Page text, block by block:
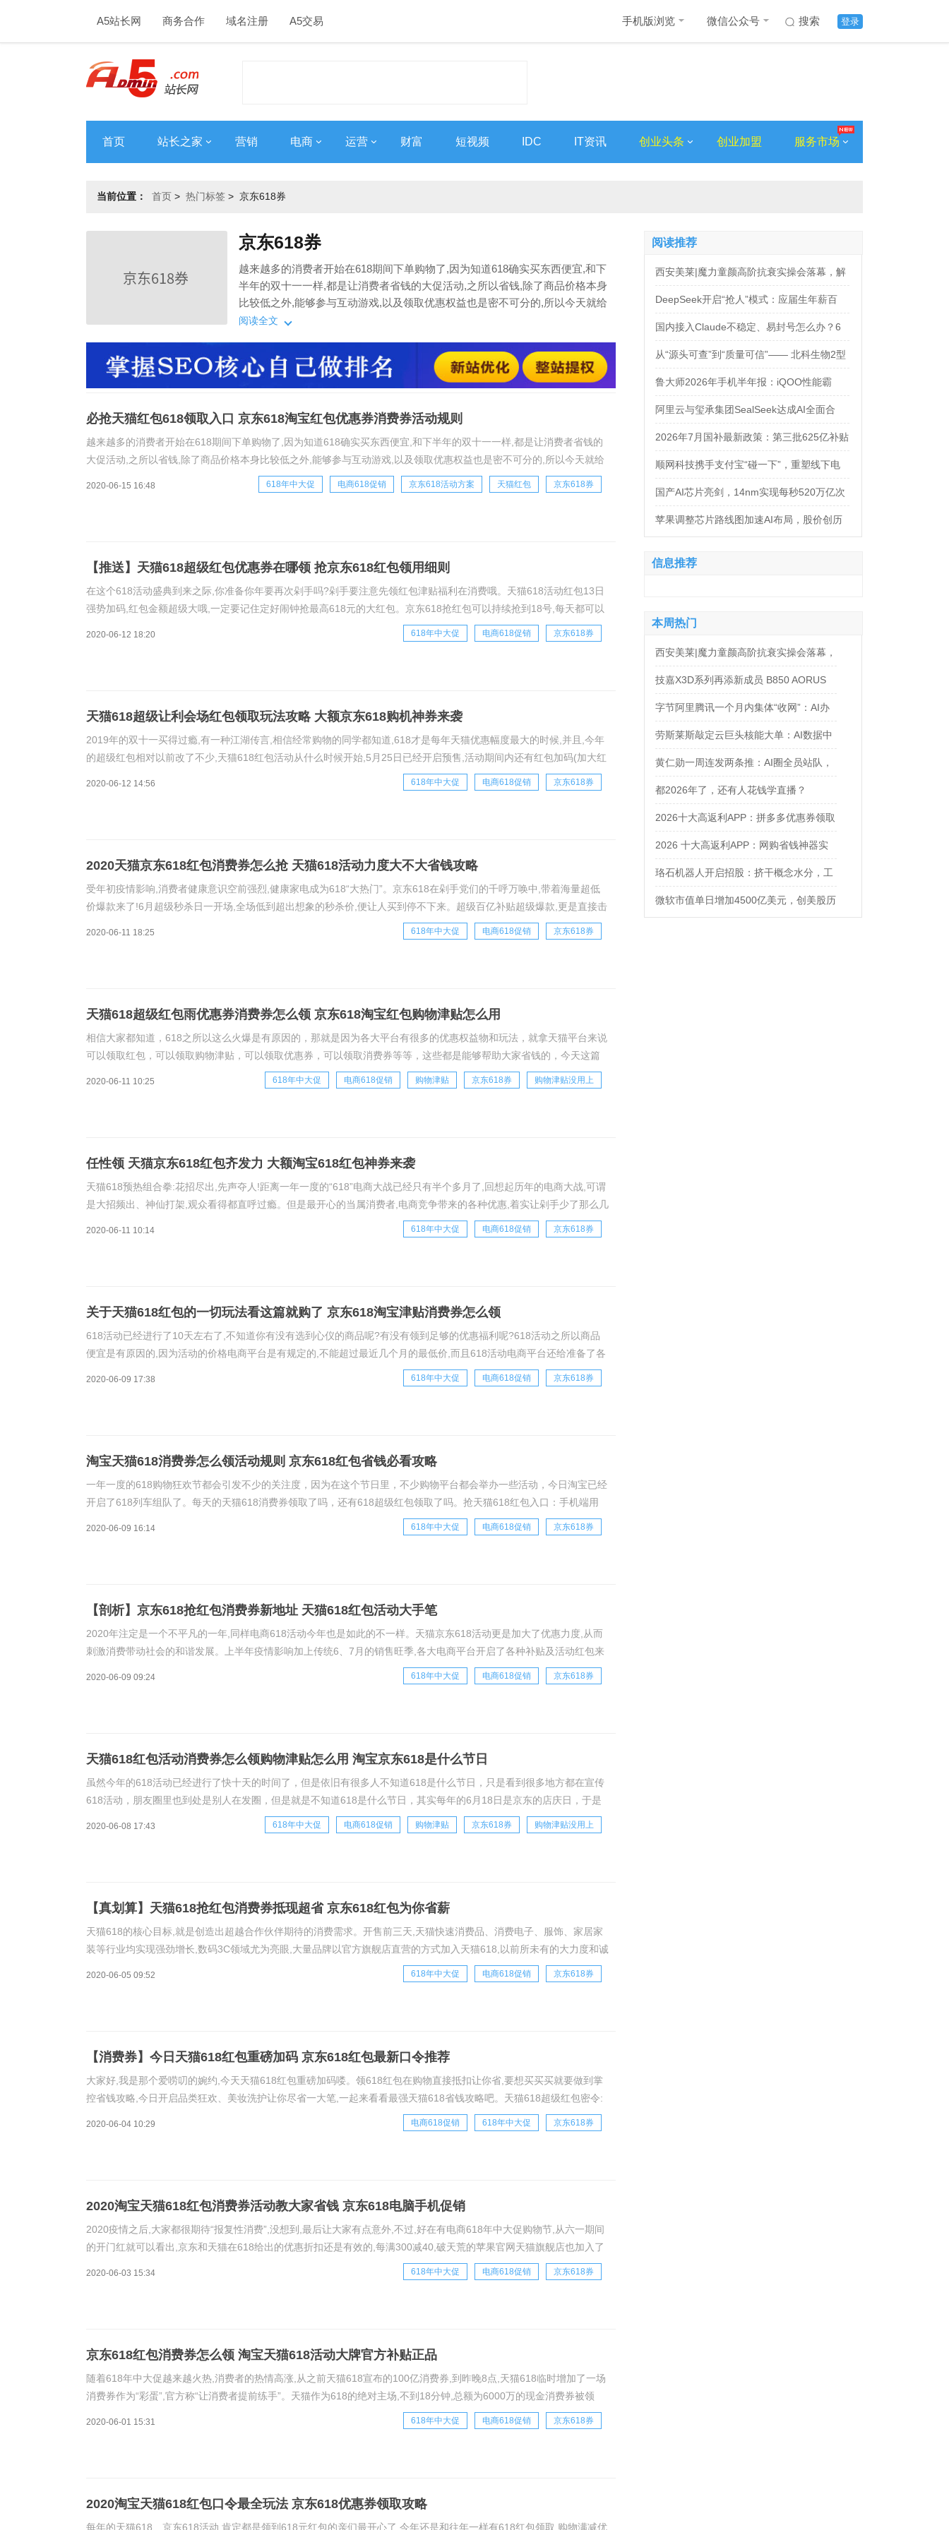
A5站长网 商务合作 域名注册 A5交易 登录
搜索
手机版浏览 微信公众号
首页 站长之家 营销 电商 运营 财富 短视频 IDC IT资讯 创业头条 创业加盟 服务市场
当前位置： 首页 > 热门标签 > 京东618券
京东618券
越来越多的消费者开始在618期间下单购物了,因为知道618确实买东西便宜,和下
半年的双十一一样,都是让消费者省钱的大促活动,之所以省钱,除了商品价格本身
比较低之外,能够参与互动游戏,以及领取优惠权益也是密不可分的,所以今天就给
大家介绍一些这些优惠权益的领取,已经使用的规则,让大家这个618不迷茫。1.天
超级让利会场
阅读全文
必抢天猫红包618领取入口 京东618淘宝红包优惠券消费券活动规则
越来越多的消费者开始在618期间下单购物了,因为知道618确实买东西便宜,和下半年的双十一一样,都是让消费者省钱的
大促活动,之所以省钱,除了商品价格本身比较低之外,能够参与互动游戏,以及领取优惠权益也是密不可分的,所以今天就给
大家介绍一些这些优惠权益的领取,已经使用的规则,让大家这个618不迷茫。1
2020-06-15 16:48 618年中大促 电商618促销 京东618活动方案 天猫红包 京东618券
【推送】天猫618超级红包优惠券在哪领 抢京东618红包领用细则
在这个618活动盛典到来之际,你准备你年要再次剁手吗?剁手要注意先领红包津贴福利在消费哦。天猫618活动红包13日
强势加码,红包金额超级大哦,一定要记住定好闹钟抢最高618元的大红包。京东618抢红包可以持续抢到18号,每天都可以
2020-06-12 18:20 618年中大促 电商618促销 京东618券
天猫618超级让利会场红包领取玩法攻略 大额京东618购机神券来袭
2019年的双十一买得过瘾,有一种江湖传言,相信经常购物的同学都知道,618才是每年天猫优惠幅度最大的时候,并且,今年
的超级红包相对以前改了不少,天猫618红包活动从什么时候开始,5月25日已经开启预售,活动期间内还有红包加码(加大红
2020-06-12 14:56 618年中大促 电商618促销 京东618券
2020天猫京东618红包消费券怎么抢 天猫618活动力度大不大省钱攻略
受年初疫情影响,消费者健康意识空前强烈,健康家电成为618“大热门”。京东618在剁手党们的千呼万唤中,带着海量超低
价爆款来了!6月超级秒杀日一开场,全场低到超出想象的秒杀价,便让人买到停不下来。超级百亿补贴超级爆款,更是直接击
穿底价,不喊全家一起抢都觉得亏本。消费券:消费券是今年天猫618推出的省
2020-06-11 18:25 618年中大促 电商618促销 京东618券
天猫618超级红包雨优惠券消费券怎么领 京东618淘宝红包购物津贴怎么用
相信大家都知道，618之所以这么火爆是有原因的，那就是因为各大平台有很多的优惠权益物和玩法，就拿天猫平台来说
可以领取红包，可以领取购物津贴，可以领取优惠券，可以领取消费券等等，这些都是能够帮助大家省钱的，今天这篇
文章就交给大家，怎么通过618活动省钱，能够领取哪些优惠权益才能买的更省?1.天猫超级红
2020-06-11 10:25 618年中大促 电商618促销 购物津贴 京东618券 购物津贴没用上
​任性领 天猫京东618红包齐发力 大额淘宝618红包神券来袭
天猫618预热组合拳:花招尽出,先声夺人!距离一年一度的“618”电商大战已经只有半个多月了,回想起历年的电商大战,可谓
是大招频出、神仙打架,观众看得都直呼过瘾。但是最开心的当属消费者,电商竞争带来的各种优惠,着实让剁手少了那么几
2020-06-11 10:14 618年中大促 电商618促销 京东618券
关于天猫618红包的一切玩法看这篇就购了 京东618淘宝津贴消费券怎么领
618活动已经进行了10天左右了,不知道你有没有选到心仪的商品呢?有没有领到足够的优惠福利呢?618活动之所以商品
便宜是有原因的,因为活动的价格电商平台是有规定的,不能超过最近几个月的最低价,而且618活动电商平台还给准备了各
种各样可以省钱的权益物和玩法,比如天猫有超级红包,消费券,购物津贴优惠券等
2020-06-09 17:38 618年中大促 电商618促销 京东618券
淘宝天猫618消费券怎么领活动规则 京东618红包省钱必看攻略
一年一度的618购物狂欢节都会引发不少的关注度，因为在这个节日里，不少购物平台都会举办一些活动，今日淘宝已经
开启了618列车组队了。每天的天猫618消费券领取了吗，还有618超级红包领取了吗。抢天猫618红包入口：手机端用
户：长按复制这段￥M2sL1IiOFIU￥淘口令，打开手机淘宝即可领取，转发分
2020-06-09 16:14 618年中大促 电商618促销 京东618券
【剖析】京东618抢红包消费券新地址 天猫618红包活动大手笔
2020年注定是一个不平凡的一年,同样电商618活动今年也是如此的不一样。天猫京东618活动更是加大了优惠力度,从而
刺激消费带动社会的和谐发展。上半年疫情影响加上传统6、7月的销售旺季,各大电商平台开启了各种补贴及活动红包来
2020-06-09 09:24 618年中大促 电商618促销 京东618券
天猫618红包活动消费券怎么领购物津贴怎么用 淘宝京东618是什么节日
虽然今年的618活动已经进行了快十天的时间了，但是依旧有很多人不知道618是什么节日，只是看到很多地方都在宣传
618活动，朋友圈里也到处是别人在发圈，但是就是不知道618是什么节日，其实每年的6月18日是京东的店庆日，于是
京东就会在这段时间搞促销活动，因为活动规模变大，各大电商平台也都加入了进来，也
2020-06-08 17:43 618年中大促 电商618促销 购物津贴 京东618券 购物津贴没用上
【真划算】天猫618抢红包消费券抵现超省 京东618红包为你省薪
天猫618的核心目标,就是创造出超越合作伙伴期待的消费需求。开售前三天,天猫快速消费品、消费电子、服饰、家居家
装等行业均实现强劲增长,数码3C领域尤为亮眼,大量品牌以官方旗舰店直营的方式加入天猫618,以前所未有的大力度和诚
2020-06-05 09:52 618年中大促 电商618促销 京东618券
【消费券】今日天猫618红包重磅加码 京东618红包最新口令推荐
大家好,我是那个爱唠叨的婉约,今天天猫618红包重磅加码喽。领618红包在购物直接抵扣让你省,要想买买买就要做到掌
控省钱攻略,今日开启品类狂欢、美妆洗护让你尽省一大笔,一起来看看最强天猫618省钱攻略吧。天猫618超级红包密令:
【今日开红包】打开手机淘宝APP,在搜索栏直接输入括号内的字即可领取三次
2020-06-04 10:29 电商618促销 618年中大促 京东618券
2020淘宝天猫618红包消费券活动教大家省钱 京东618电脑手机促销
2020疫情之后,大家都很期待“报复性消费”,没想到,最后让大家有点意外,不过,好在有电商618年中大促购物节,从六一期间
的开门红就可以看出,京东和天猫在618给出的优惠折扣还是有效的,每满300减40,破天荒的苹果官网天猫旗舰店也加入了
2020-06-03 15:34 618年中大促 电商618促销 京东618券
京东618红包消费券怎么领 淘宝天猫618活动大牌官方补贴正品
随着618年中大促越来越火热,消费者的热情高涨,从之前天猫618宣布的100亿消费券,到昨晚8点,天猫618临时增加了一场
消费券作为“彩蛋”,官方称“让消费者提前练手”。天猫作为618的绝对主场,不到18分钟,总额为6000万的现金消费券被领
2020-06-01 15:31 618年中大促 电商618促销 京东618券
2020淘宝天猫618红包口令最全玩法 京东618优惠券领取攻略
每年的天猫618、京东618活动,肯定都是领到618元红包的亲们最开心了,今年还是和往年一样有618红包领取,购物满减优
阅读推荐
西安美莱|魔力童颜高阶抗衰实操会落幕，解
锁自然年轻新姿态
DeepSeek开启“抢人”模式：应届生年薪百
万，法务岗高达160万！
国内接入Claude不稳定、易封号怎么办？6
大AI中转服务API接入对比
从“源头可查”到“质量可信”—— 北科生物2型
糖尿病项目如何实现“药品级质控”
鲁大师2026年手机半年报：iQOO性能霸
榜，天玑9500统治延续，OPPO蝉联流畅双
榜冠军
阿里云与玺承集团SealSeek达成AI全面合
作，共建电商AI新生态
2026年7月国补最新政策：第三批625亿补贴
正式落地！京东手机家电空调电脑各品类国
补怎么领？学生专属优惠补贴领取攻略来
了！
顺网科技携手支付宝“碰一下”，重塑线下电
竞新体验
国产AI芯片亮剑，14nm实现每秒520万亿次
运算
苹果调整芯片路线图加速AI布局，股价创历
信息推荐
本周热门
西安美莱|魔力童颜高阶抗衰实操会落幕，
解锁自然年轻新姿态
技嘉X3D系列再添新成员 B850 AORUS
ELITE X3D主板强化性能体验
字节阿里腾讯一个月内集体“收网”：AI办
公入口争夺战正式打响
劳斯莱斯敲定云巨头核能大单：AI数据中
心太耗电，核电站都来救场了
黄仁勋一周连发两条推：AI圈全员站队，
只有Anthropic在当“孤勇者”
都2026年了，还有人花钱学直播？
2026十大高返利APP：拼多多优惠券领取
攻略
2026 十大高返利APP：网购省钱神器实
测对比
珞石机器人开启招股：挤干概念水分，工
业、协作、具身三箭齐发
微软市值单日增加4500亿美元，创美股历